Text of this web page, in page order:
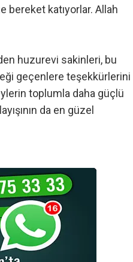
bereket katıyorlar. Allah
huzurevi sakinleri, bu
geçenlere teşekkürlerini
toplumla daha güçlü
da en güzel